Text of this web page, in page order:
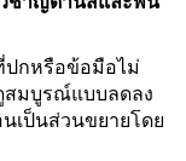
ปกหรือข้อมือไม่
สมบูรณ์แบบลดลง
เป็นส่วนขยายโดย